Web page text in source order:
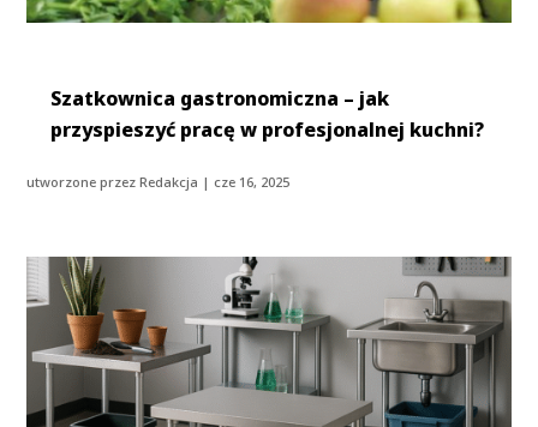
Szatkownica gastronomiczna – jak
przyspieszyć pracę w profesjonalnej kuchni?
utworzone przezRedakcja | cze 16, 2025